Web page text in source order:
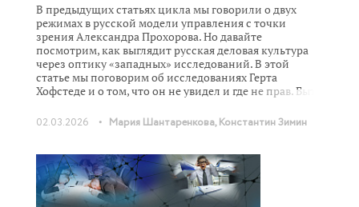
В предыдущих статьях цикла мы говорили о двух
режимах в русской модели управления с точки
зрения Александра Прохорова. Но давайте
посмотрим, как выглядит русская деловая культура
через оптику «западных» исследований. В этой
статье мы поговорим об исследованиях Герта
Хофстеде и о том, что он не увидел и где не прав. Быть
удержания противоположностей, диалектичности
управления, тонкого баланса, который должен
02.03.2026 • Мария Шантаренкова,Константин Зимин